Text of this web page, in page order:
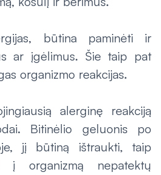
būtina paminėti ir
ar įgėlimus. Šie taip pat
organizmo reakcijas.
alerginę reakciją
Bitinėlio geluonis po
jį būtiną ištraukti, taip
į organizmą nepatektų